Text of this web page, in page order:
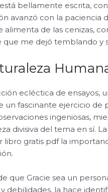
bellamente escrita,
avanzó con la paciencia
alimenta de las cenizas,
que me dejó temblando y
ecléctica de ensayos,
un fascinante ejercicio de
ingeniosas,
divisiva del tema en sí.
libro gratis pdf la
que Gracie sea un
debilidades, la hace